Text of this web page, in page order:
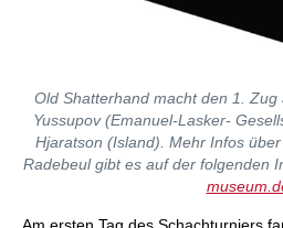
Old Shatterhand macht den 1.
Yussupov (Emanuel-Lasker-
Hjaratson (Island). Mehr Infos
Radebeul gibt es auf der folgenden